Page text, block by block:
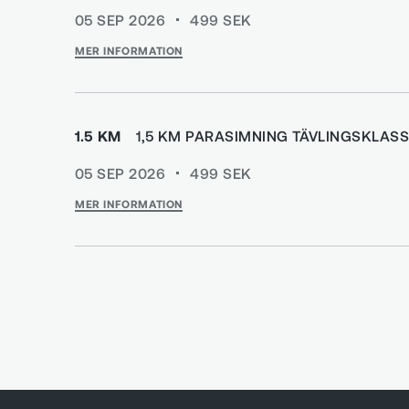
05 SEP 2026 499 SEK
MER INFORMATION
1.5 KM 1,5 KM PARASIMNING TÄVLINGSKLASS
05 SEP 2026 499 SEK
MER INFORMATION